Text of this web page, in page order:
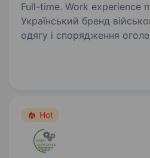
Full-time. Work experience
Український бренд
одягу і спорядження
Hot